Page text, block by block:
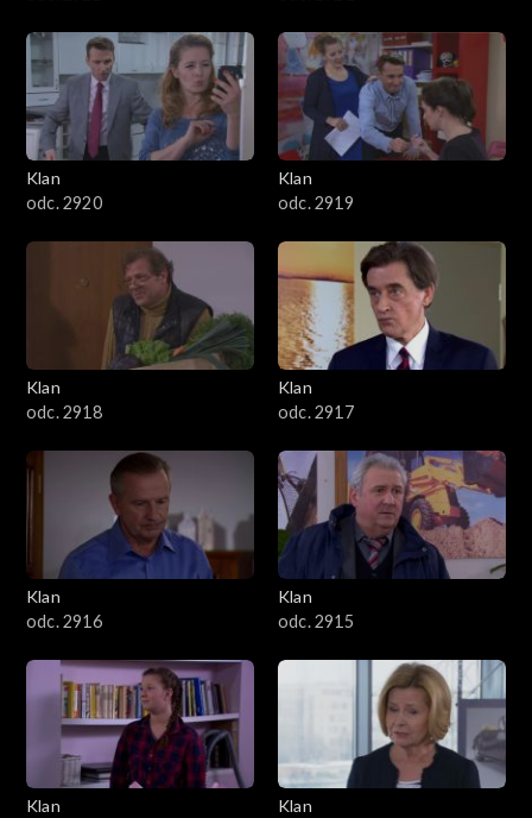
Klan
odc. 2920
Klan
odc. 2919
Klan
odc. 2918
Klan
odc. 2917
Klan
odc. 2916
Klan
odc. 2915
Klan
Klan